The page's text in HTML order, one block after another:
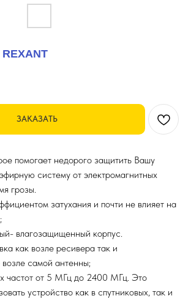
ЗАКАЗАТЬ
помогает недорого защитить Вашу
систему от электромагнитных
грозы.
затухания и почти не влияет на
влагозащищенный корпус.
как возле ресивера так и
самой антенны;
частот от 5 МГц до 2400 МГц. Это
устройство как в спутниковых, так и